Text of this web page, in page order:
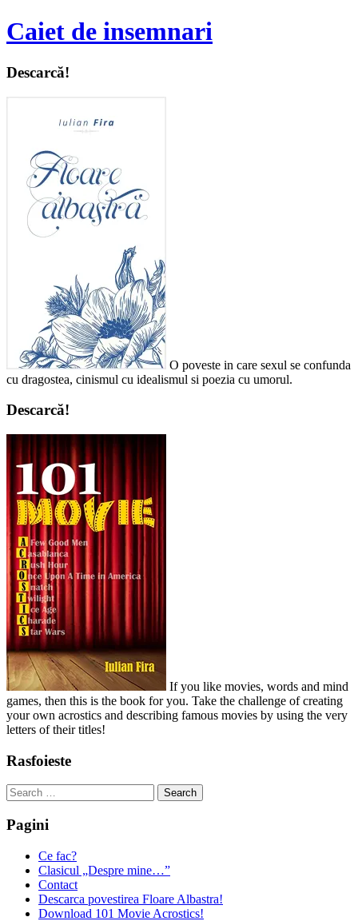
Caiet de insemnari
Descarcă!
O poveste in care sexul se confunda
cu dragostea, cinismul cu idealismul si poezia cu umorul.
Descarcă!
If you like movies, words and mind
games, then this is the book for you. Take the challenge of creating
your own acrostics and describing famous movies by using the very
letters of their titles!
Rasfoieste
Search
for:
Pagini
Ce fac?
Clasicul „Despre mine…”
Contact
Descarca povestirea Floare Albastra!
Download 101 Movie Acrostics!